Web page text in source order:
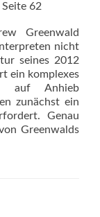
Seite 62
Greenwald
nicht
seines 2012
ein komplexes
auf Anhieb
zunächst ein
Genau
Greenwalds